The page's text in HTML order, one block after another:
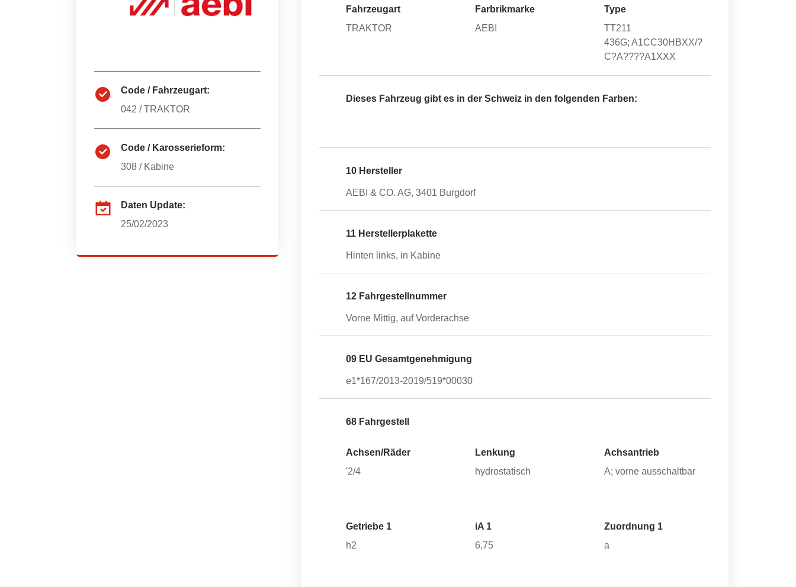
Code / Fahrzeugart:
042 /TRAKTOR
Code / Karosserieform:
308 / Kabine
Daten Update:
25/02/2023
Fahrzeugart
TRAKTOR
Farbrikmarke
AEBI
Type
TT211
436G; A1CC30HBXX/?
C?A????A1XXX
Dieses Fahrzeug gibt es in der Schweiz in den folgenden Farben:
10 Hersteller
AEBI & CO. AG, 3401 Burgdorf
11 Herstellerplakette
Hinten links, in Kabine
12 Fahrgestellnummer
Vorne Mittig, auf Vorderachse
09 EU Gesamtgenehmigung
e1*167/2013-2019/519*00030
68 Fahrgestell
Achsen/Räder
'2/4
Lenkung
hydrostatisch
Achsantrieb
A; vorne ausschaltbar
Getriebe 1
h2
iA 1
6,75
Zuordnung 1
a